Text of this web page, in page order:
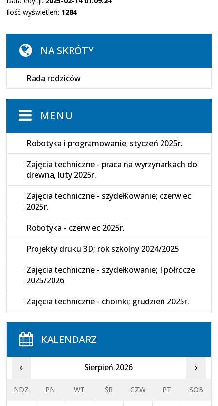
Ilość wyświetleń: 1284
NA SKRÓTY
Rada rodziców
MENU
Robotyka i programowanie; styczeń 2025r.
Zajęcia techniczne - praca na wyrzynarkach do
drewna, luty 2025r.
Zajęcia techniczne - szydełkowanie; czerwiec
2025r.
Robotyka - czerwiec 2025r.
Projekty druku 3D; rok szkolny 2024/2025
Zajęcia techniczne - szydełkowanie; I półrocze
2025/2026
Zajęcia techniczne - choinki; grudzień 2025r.
KALENDARZ
‹ Sierpień 2026 ›
NDZ PN WT ŚR CZW PT SOB